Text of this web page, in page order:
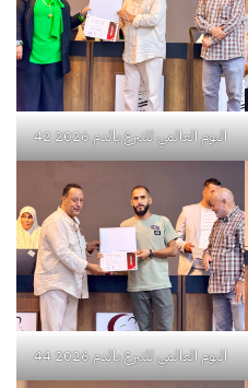
اليوم العالمي للتبرع بالدم 2026 42
اليوم العالمي للتبرع بالدم 2026 44